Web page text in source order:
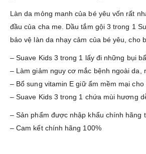
Làn da mỏng manh của bé yêu vốn rất
đầu của cha me. Dầu tắm gội 3 trong 1
bảo vệ làn da nhạy cảm của bé yêu, cho
– Suave Kids 3 trong 1 lấy đi những bụi
– Làm giảm nguy cơ mắc bệnh ngoài da,
– Bổ sung vitamin E giữ ẩm mềm mại
– Suave Kids 3 trong 1 chứa mùi hương
– Sản phẩm được nhập khẩu chính hãng
– Cam kết chính hãng 100%